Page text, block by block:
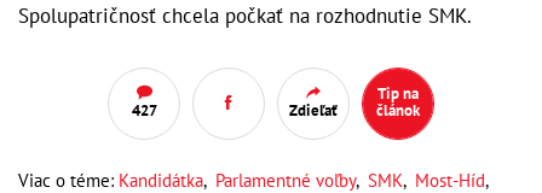
Spolupatričnosť chcela počkať na rozhodnutie SMK.
427 Zdieľať
Tip na
článok
Viac o téme: Kandidátka, Parlamentné voľby, SMK, Most-Híd,